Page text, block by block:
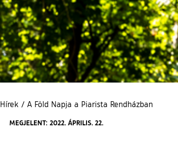
Hírek / A Föld Napja a Piarista Rendházban
MEGJELENT: 2022. ÁPRILIS. 22.